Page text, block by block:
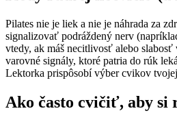
Pilates nie je liek a nie je náhrada za
signalizovať podráždený nerv
vtedy, ak máš necitlivosť alebo
varovné signály, ktoré patria do rúk
Lektorka prispôsobí výber cvikov
Ako často cvičiť, aby si